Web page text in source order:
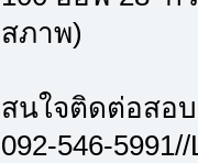
สภาพ)
สนใจติดต่อสอ
092-546-